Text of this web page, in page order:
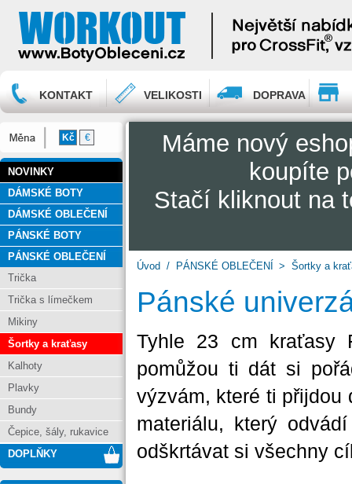
KONTAKT VELIKOSTI DOPRAVA
Kč €
NOVINKY
DÁMSKÉ BOTY
DÁMSKÉ OBLEČENÍ
PÁNSKÉ BOTY
PÁNSKÉ OBLEČENÍ
Trička
Trička s límečkem
Mikiny
Šortky a kraťasy
Kalhoty
Plavky
Bundy
Čepice, šály, rukavice
DOPLŇKY
Máme nový
koupíte
Stačí kliknout na
Úvod / PÁNSKÉ OBLEČENÍ > Šortky a
Pánské
Tyhle 23 cm kraťasy
pomůžou ti dát si
výzvám, které ti přijdou
materiálu, který
odškrtávat si všechny